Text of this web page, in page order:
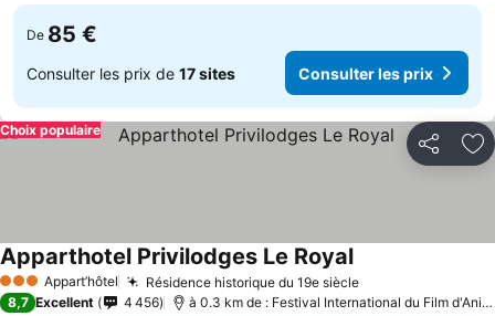
De 85 €
Consulter les prix de 17 sites Consulter les prix
Partager
Choix populaire
3 ÉtoilesAppart’hôtel Résidence historique du 19e siècleConsulter les
Apparthotel Privilodges Le RoyalConsulter les
8,7 Excellent 4 456 à 0.3 km de : Festival International du Film